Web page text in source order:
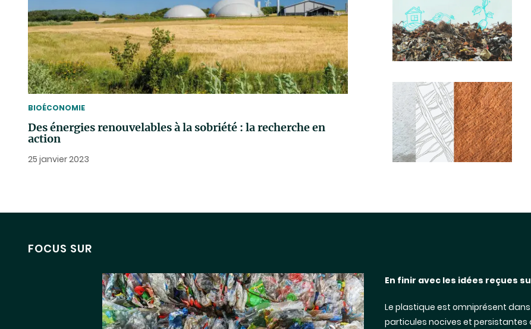
THEMATIC
BIOÉCONOMIE
Des énergies renouvelables à la sobriété : la recherche en
action
25 janvier 2023
FOCUS SUR
En finir avec les idées reçues
Le plastique est omniprésent
particules nocives et